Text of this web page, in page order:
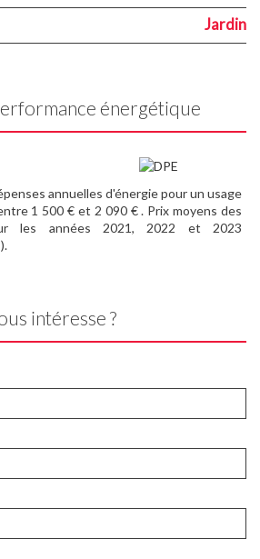
Jardin
énergétique
annuelles d'énergie pour un usage
1 500 € et 2 090 € . Prix moyens des
les années 2021, 2022 et 2023
intéresse ?